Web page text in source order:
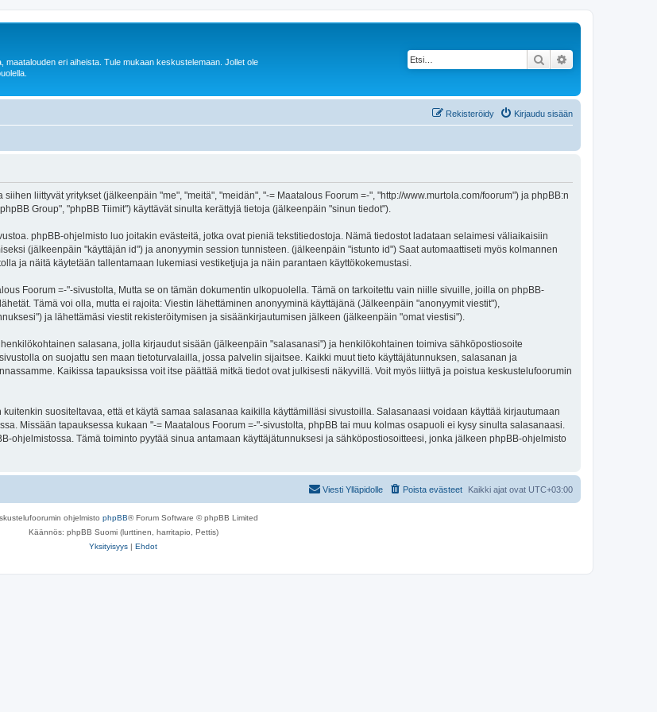
maatalouden eri aiheista. Tule mukaan keskustelemaan. Jollet ole
Etsi
Kirjaudu sisään
Rekisteröidy
liittyvät yritykset (jälkeenpäin "me", "meitä", "meidän", "-= Maatalous Foorum =-", "http://www.murtola.com/foorum") ja phpBB:n
Group", "phpBB Tiimit") käyttävät sinulta kerättyjä tietoja (jälkeenpäin "sinun tiedot").
phpBB-ohjelmisto luo joitakin evästeitä, jotka ovat pieniä tekstitiedostoja. Nämä tiedostot ladataan selaimesi väliaikaisiin
(jälkeenpäin "käyttäjän id") ja anonyymin session tunnisteen. (jälkeenpäin "istunto id") Saat automaattiseti myös kolmannen
ja näitä käytetään tallentamaan lukemiasi vestiketjuja ja näin parantaen käyttökokemustasi.
Foorum =-"-sivustolta, Mutta se on tämän dokumentin ulkopuolella. Tämä on tarkoitettu vain niille sivuille, joilla on phpBB-
Tämä voi olla, mutta ei rajoita: Viestin lähettäminen anonyyminä käyttäjänä (Jälkeenpäin "anonyymit viestit"),
ja lähettämäsi viestit rekisteröitymisen ja sisäänkirjautumisen jälkeen (jälkeenpäin "omat viestisi").
salasana, jolla kirjaudut sisään (jälkeenpäin "salasanasi") ja henkilökohtainen toimiva sähköpostiosoite
on suojattu sen maan tietoturvalailla, jossa palvelin sijaitsee. Kaikki muut tieto käyttäjätunnuksen, salasanan ja
Kaikissa tapauksissa voit itse päättää mitkä tiedot ovat julkisesti näkyvillä. Voit myös liittyä ja poistua keskustelufoorumin
suositeltavaa, että et käytä samaa salasanaa kaikilla käyttämilläsi sivustoilla. Salasanaasi voidaan käyttää kirjautumaan
Missään tapauksessa kukaan "-= Maatalous Foorum =-"-sivustolta, phpBB tai muu kolmas osapuoli ei kysy sinulta salasanaasi.
ohjelmistossa. Tämä toiminto pyytää sinua antamaan käyttäjätunnuksesi ja sähköpostiosoitteesi, jonka jälkeen phpBB-ohjelmisto
Kaikki ajat ovat UTC+03:00
Poista evästeet
Viesti Ylläpidolle
ohjelmisto phpBB® Forum Software © phpBB Limited
Käännös: phpBB Suomi (lurttinen, harritapio, Pettis)
Yksityisyys | Ehdot